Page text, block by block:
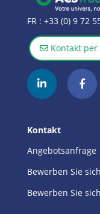
FR : +33 (0) 9 72
Kontakt per
Kontakt
Angebotsanfrage
Bewerben Sie sich
Bewerben Sie sich